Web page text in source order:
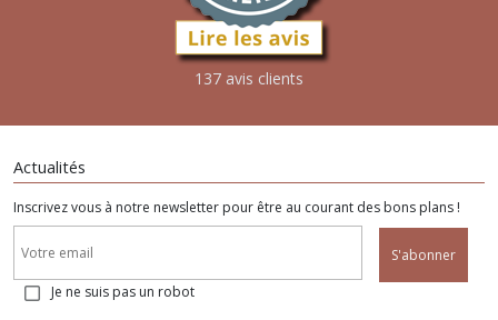
137 avis clients
Actualités
Inscrivez vous à notre newsletter pour être au courant des bons plans !
S'abonner
Je ne suis pas un robot